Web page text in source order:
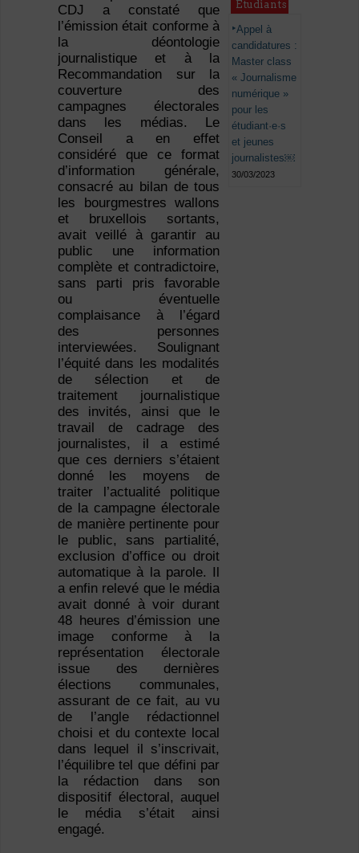
CDJ a constaté que
l’émission était conforme à
la déontologie
journalistique et à la
Recommandation sur la
couverture des
campagnes électorales
dans les médias. Le
Conseil a en effet
considéré que ce format
d’information générale,
consacré au bilan de tous
les bourgmestres wallons
et bruxellois sortants,
avait veillé à garantir au
public une information
complète et contradictoire,
sans parti pris favorable
ou éventuelle
complaisance à l’égard
des personnes
interviewées. Soulignant
l’équité dans les modalités
de sélection et de
traitement journalistique
des invités, ainsi que le
travail de cadrage des
journalistes, il a estimé
que ces derniers s’étaient
donné les moyens de
traiter l’actualité politique
de la campagne électorale
de manière pertinente pour
le public, sans partialité,
exclusion d’office ou droit
automatique à la parole. Il
a enfin relevé que le média
avait donné à voir durant
48 heures d’émission une
image conforme à la
représentation électorale
issue des dernières
élections communales,
assurant de ce fait, au vu
de l’angle rédactionnel
choisi et du contexte local
dans lequel il s’inscrivait,
l’équilibre tel que défini par
la rédaction dans son
dispositif électoral, auquel
le média s’était ainsi
engagé.
Étudiants
Appel à
candidatures :
Master class
« Journalisme
numérique »
pour les
étudiant·e·s
et jeunes
journalistes￼
30/03/2023